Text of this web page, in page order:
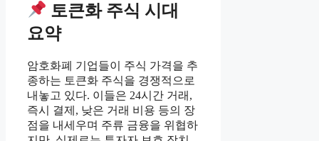
토큰화 주식 시대
요약
암호화폐 기업들이 주식 가격을 추
종하는 토큰화 주식을 경쟁적으로
내놓고 있다. 이들은 24시간 거래,
즉시 결제, 낮은 거래 비용 등의 장
점을 내세우며 주류 금융을 위협하